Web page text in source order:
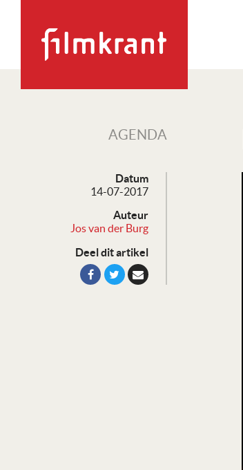
AGENDA
Datum
14-07-2017
Auteur
Jos van der Burg
Deel dit artikel